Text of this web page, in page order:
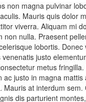
non magna pulvinar
Mauris quis dolor
viverra. Aliquam mi
non nulla. Praesent
lobortis. Donec
justo
metus fringilla.
ac justo in magna mattis
Mauris at interdum sem.
dis parturient